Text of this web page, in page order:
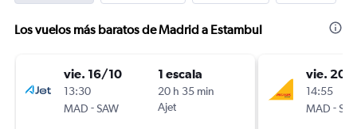
Los vuelos más baratos de Madrid a Estambul
vie. 16/10
13:30
MAD -SAW
1 escala
20 h 35 min
Ajet
vie. 20/
14:55
MAD -